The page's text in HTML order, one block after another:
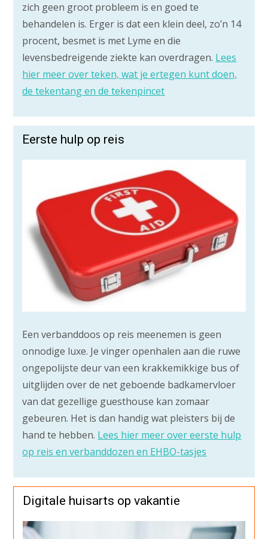
zich geen groot probleem is en goed te
behandelen is. Erger is dat een klein deel, zo’n 14
procent, besmet is met Lyme en die
levensbedreigende ziekte kan overdragen. Lees
hier meer over teken, wat je ertegen kunt doen,
de tekentang en de tekenpincet
Eerste hulp op reis
Een verbanddoos op reis meenemen is geen
onnodige luxe. Je vinger openhalen aan die ruwe
ongepolijste deur van een krakkemikkige bus of
uitglijden over de net geboende badkamervloer
van dat gezellige guesthouse kan zomaar
gebeuren. Het is dan handig wat pleisters bij de
hand te hebben. Lees hier meer over eerste hulp
op reis en verbanddozen en EHBO-tasjes
Digitale huisarts op vakantie